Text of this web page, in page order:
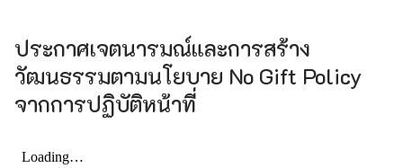
ประกาศเจตนารมณ์และการสร้าง
วัฒนธรรมตามนโยบาย No Gift Policy
จากการปฏิบัติหน้าที่